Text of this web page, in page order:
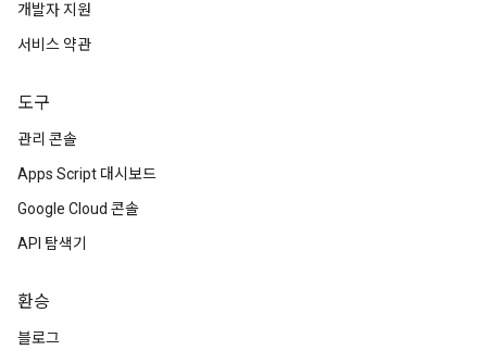
개발자 지원
서비스 약관
도구
관리 콘솔
Apps Script 대시보드
Google Cloud 콘솔
API 탐색기
환승
블로그